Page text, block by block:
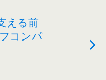
える前
コンパ